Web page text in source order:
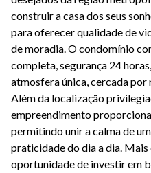
construir a casa dos seus
para oferecer qualidade de
de moradia. O condomínio
completa, segurança 24
atmosfera única, cercada por
Além da localização
empreendimento
permitindo unir a calma de
praticidade do dia a dia. Mais
oportunidade de investir em